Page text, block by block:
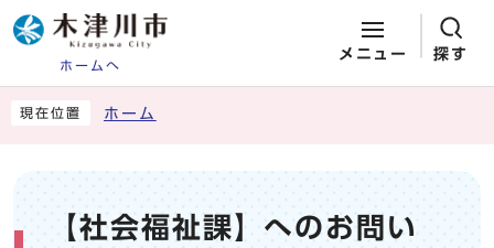
ホームへ
メニュー 探す
現在位置 ホーム
【社会福祉課】へのお問い